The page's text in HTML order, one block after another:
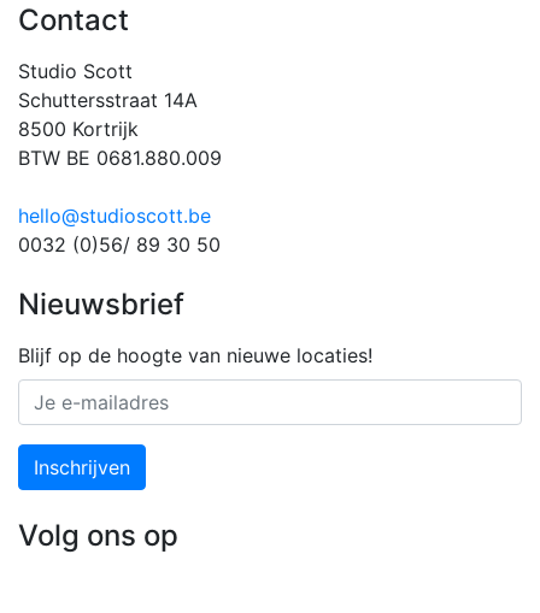
Contact
Studio Scott
Schuttersstraat 14A
8500 Kortrijk
BTW BE 0681.880.009
hello@studioscott.be
0032 (0)56/ 89 30 50
Nieuwsbrief
Blijf op de hoogte van nieuwe locaties!
Inschrijven
Volg ons op